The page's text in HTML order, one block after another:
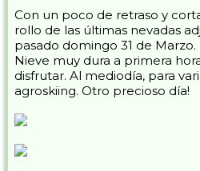
Con un poco de retraso y
rollo de las últimas nevadas
pasado domingo 31 de Marzo.
Nieve muy dura a primera
disfrutar. Al mediodía, para
agroskiing. Otro precioso día!